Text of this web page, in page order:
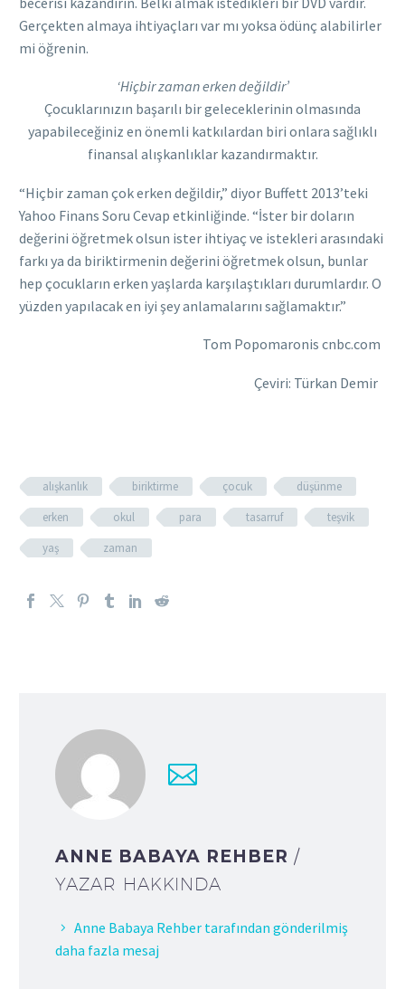
Gerçekten almaya ihtiyaçları var mı yoksa ödünç alabilirler
mi öğrenin.
‘Hiçbir zaman erken değildir’
Çocuklarınızın başarılı bir geleceklerinin olmasında
yapabileceğiniz en önemli katkılardan biri onlara sağlıklı
finansal alışkanlıklar kazandırmaktır.
“Hiçbir zaman çok erken değildir,” diyor Buffett 2013’teki
Yahoo Finans Soru Cevap etkinliğinde. “İster bir doların
değerini öğretmek olsun ister ihtiyaç ve istekleri arasındaki
farkı ya da biriktirmenin değerini öğretmek olsun, bunlar
hep çocukların erken yaşlarda karşılaştıkları durumlardır. O
yüzden yapılacak en iyi şey anlamalarını sağlamaktır.”
Tom Popomaronis cnbc.com
Çeviri: Türkan Demir
alışkanlık biriktirme çocuk
düşünme
erken
okul para tasarruf
teşvik
yaş
zaman
ANNE BABAYA REHBER /
YAZAR HAKKINDA
Anne Babaya Rehber tarafından gönderilmiş
daha fazla mesaj